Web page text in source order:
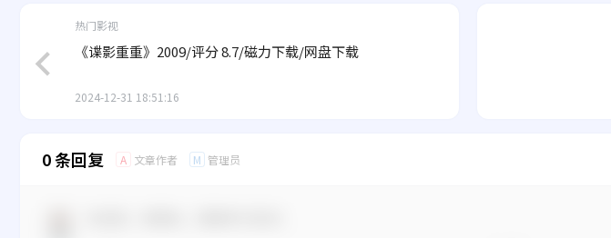
热门影视
《谍影重重》2009/评分 8.7/磁力下载/网盘下载
2024-12-31 18:51:16
0 条回复 A 文章作者 M 管理员